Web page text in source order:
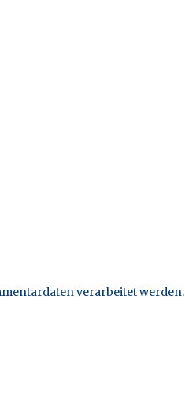
verarbeitet werden.